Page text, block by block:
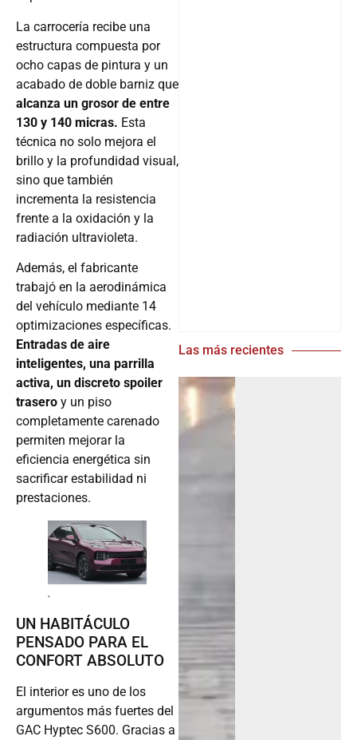
La carrocería recibe una
estructura compuesta por
ocho capas de pintura y un
acabado de doble barniz que
alcanza un grosor de entre
130 y 140 micras. Esta
técnica no solo mejora el
brillo y la profundidad visual,
sino que también
incrementa la resistencia
frente a la oxidación y la
radiación ultravioleta.
Además, el fabricante
trabajó en la aerodinámica
del vehículo mediante 14
optimizaciones específicas.
Entradas de aire
inteligentes, una parrilla
activa, un discreto spoiler
trasero y un piso
completamente carenado
permiten mejorar la
eficiencia energética sin
sacrificar estabilidad ni
prestaciones.
.
UN HABITÁCULO
PENSADO PARA EL
CONFORT ABSOLUTO
El interior es uno de los
argumentos más fuertes del
GAC Hyptec S600. Gracias a
Las más recientes